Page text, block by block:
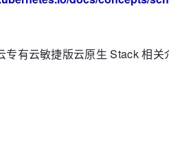
专有云敏捷版云原生 Stack 相关